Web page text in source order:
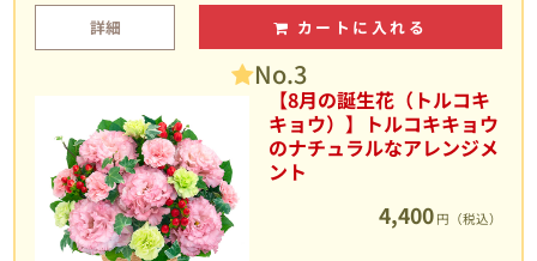
詳細 カートに入れる
No.3
【8月の誕生花（トルコキ
キョウ）】トルコキキョウ
のナチュラルなアレンジメ
ント
4,400 円（税込）